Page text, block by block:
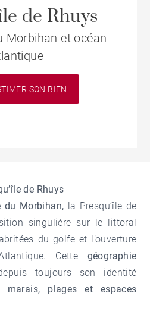
de Rhuys
Morbihan et océan
SON BIEN
de Rhuys
du Morbihan, la Presqu’île de
singulière sur le littoral
du golfe et l’ouverture
Cette géographie
toujours son identité
marais, plages et espaces